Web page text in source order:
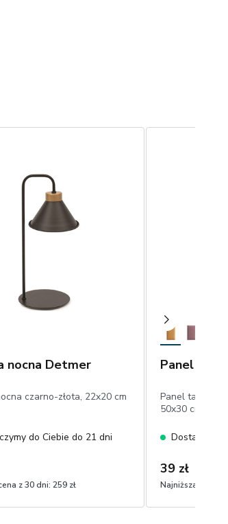
nocna Detmer
czarno-złota, 22x20 cm
do Ciebie do 21 dni
z 30 dni: 259 zł
Panel
Panel
50x30 cm,
39 zł
Najniższa cena z